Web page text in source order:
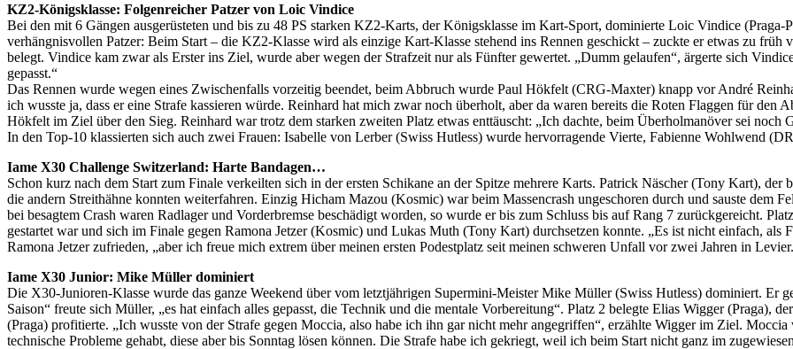
KZ2-Königsklasse: Folgenreicher Patzer von Loic Vindice
Bei den mit 6 Gängen ausgerüsteten und bis zu 48 PS starken KZ2-Karts, der Königsklasse im Kart-Sport, dominierte Loic Vindice (Praga-
verhängnisvollen Patzer: Beim Start – die KZ2-Klasse wird als einzige Kart-Klasse stehend ins Rennen geschickt – zuckte er etwas zu früh
belegt. Vindice kam zwar als Erster ins Ziel, wurde aber wegen der Strafzeit nur als Fünfter gewertet. „Dumm gelaufen“, ärgerte sich
gepasst.“
Das Rennen wurde wegen eines Zwischenfalls vorzeitig beendet, beim Abbruch wurde Paul Hökfelt (CRG-Maxter) knapp vor André
ich wusste ja, dass er eine Strafe kassieren würde. Reinhard hat mich zwar noch überholt, aber da waren bereits die Roten Flaggen für den
Hökfelt im Ziel über den Sieg. Reinhard war trotz dem starken zweiten Platz etwas enttäuscht: „Ich dachte, beim Überholmanöver sei noch
In den Top-10 klassierten sich auch zwei Frauen: Isabelle von Lerber (Swiss Hutless) wurde hervorragende Vierte, Fabienne Wohlwend
Iame X30 Challenge Switzerland: Harte Bandagen…
Schon kurz nach dem Start zum Finale verkeilten sich in der ersten Schikane an der Spitze mehrere Karts. Patrick Näscher (Tony Kart),
die andern Streithähne konnten weiterfahren. Einzig Hicham Mazou (Kosmic) war beim Massencrash ungeschoren durch und sauste
bei besagtem Crash waren Radlager und Vorderbremse beschädigt worden, so wurde er bis zum Schluss bis auf Rang 7 zurückgereicht.
gestartet war und sich im Finale gegen Ramona Jetzer (Kosmic) und Lukas Muth (Tony Kart) durchsetzen konnte. „Es ist nicht einfach, als
Ramona Jetzer zufrieden, „aber ich freue mich extrem über meinen ersten Podestplatz seit meinen schweren Unfall vor zwei Jahren in
Iame X30 Junior: Mike Müller dominiert
Die X30-Junioren-Klasse wurde das ganze Weekend über vom letztjährigen Supermini-Meister Mike Müller (Swiss Hutless) dominiert. Er
Saison“ freute sich Müller, „es hat einfach alles gepasst, die Technik und die mentale Vorbereitung“. Platz 2 belegte Elias Wigger (Praga),
(Praga) profitierte. „Ich wusste von der Strafe gegen Moccia, also habe ich ihn gar nicht mehr angegriffen“, erzählte Wigger im Ziel.
technische Probleme gehabt, diese aber bis Sonntag lösen können. Die Strafe habe ich gekriegt, weil ich beim Start nicht ganz im